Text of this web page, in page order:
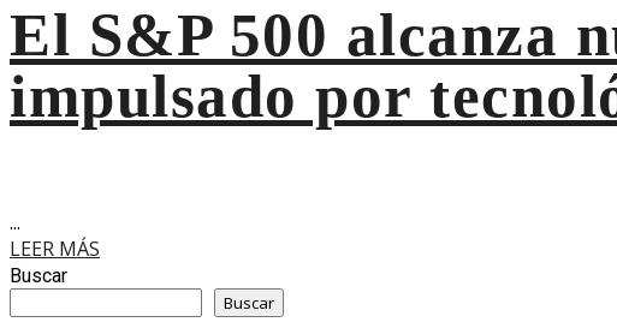
El S&P 500 alcanza
impulsado por
...
LEER MÁS
Buscar
Buscar